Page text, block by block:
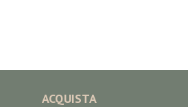
la pagina
ACQUISTA